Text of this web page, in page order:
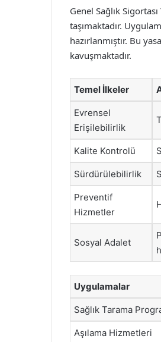
Genel Sağlık
taşımaktadır.
hazırlanmıştır. Bu
kavuşmaktadır.
Temel İlkeler
Evrensel
Erişilebilirlik
Kalite Kontrolü
Sürdürülebilirlik
Preventif
Hizmetler
Sosyal Adalet
Uygulamalar
Sağlık Tarama
Aşılama Hizmetleri